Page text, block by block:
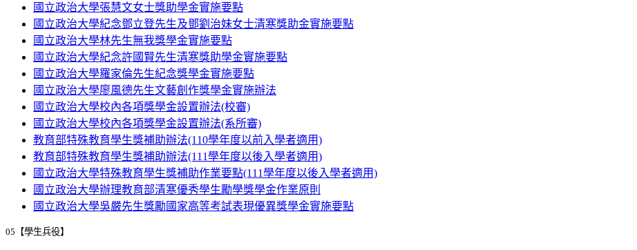
國立政治大學張慧文女士獎助學金實施要點
國立政治大學紀念鄧立登先生及鄧劉治妹女士清寒獎助金實施要點
國立政治大學林先生無我獎學金實施要點
國立政治大學紀念許國賢先生清寒獎助學金實施要點
國立政治大學羅家倫先生紀念獎學金實施要點
國立政治大學廖風德先生文藝創作獎學金實施辦法
國立政治大學校內各項獎學金設置辦法(校審)
國立政治大學校內各項獎學金設置辦法(系所審)
教育部特殊教育學生獎補助辦法(110學年度以前入學者適用)
教育部特殊教育學生獎補助辦法(111學年度以後入學者適用)
國立政治大學特殊教育學生獎補助作業要點(111學年度以後入學者適用)
國立政治大學辦理教育部清寒優秀學生勵學獎學金作業原則
國立政治大學吳嚴先生獎勵國家高等考試表現優異獎學金實施要點
05【學生兵役】